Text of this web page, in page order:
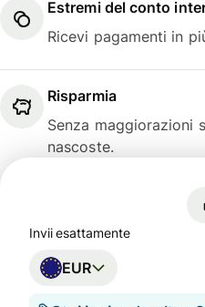
Estremi del conto
Ricevi pagamenti in
Risparmia
Senza maggiorazioni
nascoste.
Invii esattamente
EUR